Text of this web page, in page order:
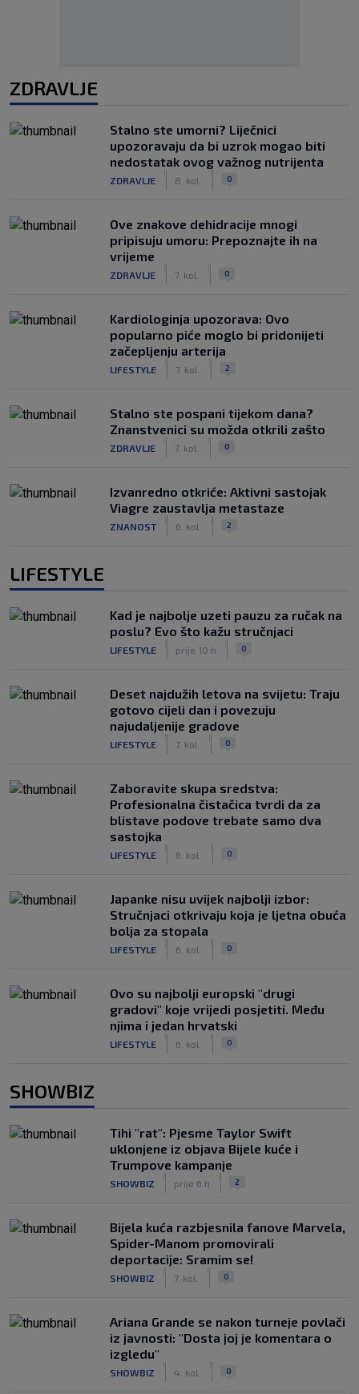
ZDRAVLJE
Stalno ste umorni? Liječnici
upozoravaju da bi uzrok mogao biti
nedostatak ovog važnog nutrijenta
ZDRAVLJE 8. kol. 0
Ove znakove dehidracije mnogi
pripisuju umoru: Prepoznajte ih na
vrijeme
ZDRAVLJE 7. kol. 0
Kardiologinja upozorava: Ovo
popularno piće moglo bi pridonijeti
začepljenju arterija
LIFESTYLE 7. kol. 2
Stalno ste pospani tijekom dana?
Znanstvenici su možda otkrili zašto
ZDRAVLJE 7. kol. 0
Izvanredno otkriće: Aktivni sastojak
Viagre zaustavlja metastaze
ZNANOST 6. kol. 2
LIFESTYLE
Kad je najbolje uzeti pauzu za ručak na
poslu? Evo što kažu stručnjaci
LIFESTYLE prije 10 h 0
Deset najdužih letova na svijetu: Traju
gotovo cijeli dan i povezuju
najudaljenije gradove
LIFESTYLE 7. kol. 0
Zaboravite skupa sredstva:
Profesionalna čistačica tvrdi da za
blistave podove trebate samo dva
sastojka
LIFESTYLE 6. kol. 0
Japanke nisu uvijek najbolji izbor:
Stručnjaci otkrivaju koja je ljetna obuća
bolja za stopala
LIFESTYLE 6. kol. 0
Ovo su najbolji europski "drugi
gradovi" koje vrijedi posjetiti. Među
njima i jedan hrvatski
LIFESTYLE 6. kol. 0
SHOWBIZ
Tihi "rat": Pjesme Taylor Swift
uklonjene iz objava Bijele kuće i
Trumpove kampanje
SHOWBIZ prije 6 h 2
Bijela kuća razbjesnila fanove Marvela,
Spider-Manom promovirali
deportacije: Sramim se!
SHOWBIZ 7. kol. 0
Ariana Grande se nakon turneje povlači
iz javnosti: "Dosta joj je komentara o
izgledu"
SHOWBIZ 4. kol. 0